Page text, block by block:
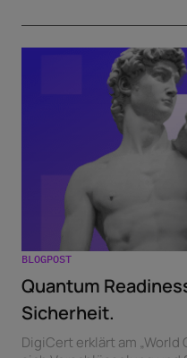
BLOGPOST
Quantum
Sicherheit.
DigiCert erklärt am „World